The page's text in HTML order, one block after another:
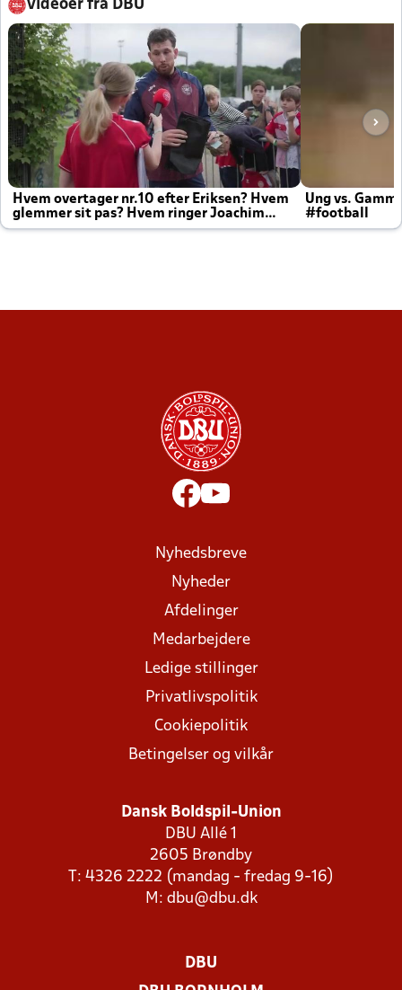
Videoer fra DBU
Hvem overtager nr.10 efter Eriksen? Hvem
glemmer sit pas? Hvem ringer Joachim
altid til efter kampe?
Ung vs.
#football
Nyhedsbreve
Nyheder
Afdelinger
Medarbejdere
Ledige stillinger
Privatlivspolitik
Cookiepolitik
Betingelser og vilkår
Dansk Boldspil-Union
DBU Allé 1
2605 Brøndby
T: 4326 2222 (mandag - fredag 9-16)
M: dbu@dbu.dk
DBU